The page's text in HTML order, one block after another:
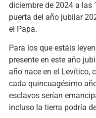
diciembre de 2024 a las
puerta del año jubilar
el Papa.
Para los que estáis
presente en este año
año nace en el Levítico,
cada quincuagésimo
esclavos serían
incluso la tierra podría